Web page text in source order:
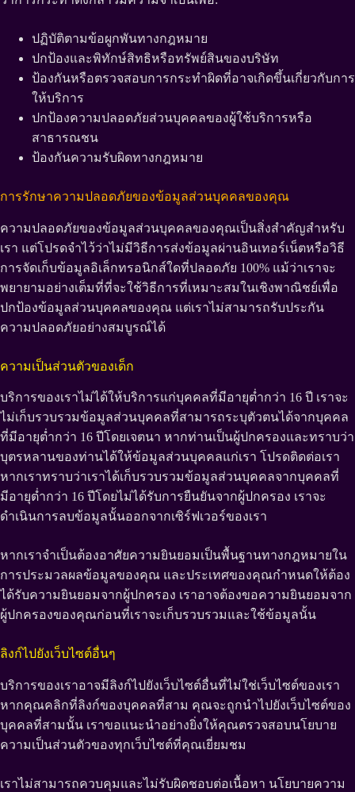
ปฏิบัติตามข้อผูกพันทางกฎหมาย
ปกป้องและพิทักษ์สิทธิหรือทรัพย์สินของบริษัท
ป้องกันหรือตรวจสอบการกระทำผิดที่อาจเกิดขึ้นเกี่ยวกับการ
ให้บริการ
ปกป้องความปลอดภัยส่วนบุคคลของผู้ใช้บริการหรือ
สาธารณชน
ป้องกันความรับผิดทางกฎหมาย
การรักษาความปลอดภัยของข้อมูลส่วนบุคคลของคุณ
ความปลอดภัยของข้อมูลส่วนบุคคลของคุณเป็นสิ่งสำคัญสำหรับ
เรา แต่โปรดจำไว้ว่าไม่มีวิธีการส่งข้อมูลผ่านอินเทอร์เน็ตหรือวิธี
การจัดเก็บข้อมูลอิเล็กทรอนิกส์ใดที่ปลอดภัย 100% แม้ว่าเราจะ
พยายามอย่างเต็มที่ที่จะใช้วิธีการที่เหมาะสมในเชิงพาณิชย์เพื่อ
ปกป้องข้อมูลส่วนบุคคลของคุณ แต่เราไม่สามารถรับประกัน
ความปลอดภัยอย่างสมบูรณ์ได้
ความเป็นส่วนตัวของเด็ก
บริการของเราไม่ได้ให้บริการแก่บุคคลที่มีอายุต่ำกว่า 16 ปี เราจะ
ไม่เก็บรวบรวมข้อมูลส่วนบุคคลที่สามารถระบุตัวตนได้จากบุคคล
ที่มีอายุต่ำกว่า 16 ปีโดยเจตนา หากท่านเป็นผู้ปกครองและทราบว่า
บุตรหลานของท่านได้ให้ข้อมูลส่วนบุคคลแก่เรา โปรดติดต่อเรา
หากเราทราบว่าเราได้เก็บรวบรวมข้อมูลส่วนบุคคลจากบุคคลที่
มีอายุต่ำกว่า 16 ปีโดยไม่ได้รับการยืนยันจากผู้ปกครอง เราจะ
ดำเนินการลบข้อมูลนั้นออกจากเซิร์ฟเวอร์ของเรา
หากเราจำเป็นต้องอาศัยความยินยอมเป็นพื้นฐานทางกฎหมายใน
การประมวลผลข้อมูลของคุณ และประเทศของคุณกำหนดให้ต้อง
ได้รับความยินยอมจากผู้ปกครอง เราอาจต้องขอความยินยอมจาก
ผู้ปกครองของคุณก่อนที่เราจะเก็บรวบรวมและใช้ข้อมูลนั้น
ลิงก์ไปยังเว็บไซต์อื่นๆ
บริการของเราอาจมีลิงก์ไปยังเว็บไซต์อื่นที่ไม่ใช่เว็บไซต์ของเรา
หากคุณคลิกที่ลิงก์ของบุคคลที่สาม คุณจะถูกนำไปยังเว็บไซต์ของ
บุคคลที่สามนั้น เราขอแนะนำอย่างยิ่งให้คุณตรวจสอบนโยบาย
ความเป็นส่วนตัวของทุกเว็บไซต์ที่คุณเยี่ยมชม
เราไม่สามารถควบคุมและไม่รับผิดชอบต่อเนื้อหา นโยบายความ